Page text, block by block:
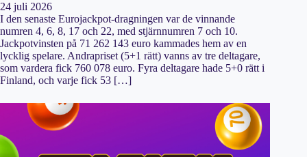
24 juli 2026
I den senaste Eurojackpot-dragningen var de vinnande
numren 4, 6, 8, 17 och 22, med stjärnnumren 7 och 10.
Jackpotvinsten på 71 262 143 euro kammades hem av en
lycklig spelare. Andrapriset (5+1 rätt) vanns av tre deltagare,
som vardera fick 760 078 euro. Fyra deltagare hade 5+0 rätt i
Finland, och varje fick 53 […]